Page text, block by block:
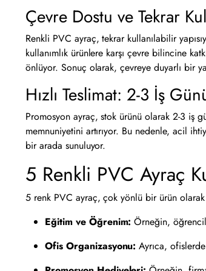
Çevre Dostu ve Tekrar
Renkli PVC ayraç, tekrar kullanılabilir
kullanımlık ürünlere karşı çevre bilincine
önlüyor. Sonuç olarak, çevreye duyarlı bir
Hızlı Teslimat: 2-3 İş
Promosyon ayraç, stok ürünü olarak 2-3 iş
memnuniyetini artırıyor. Bu nedenle, acil
bir arada sunuluyor.
5 Renkli PVC Ayraç
5 renk PVC ayraç, çok yönlü bir ürün olarak
Eğitim ve Öğrenim: Örneğin,
Ofis Organizasyonu: Ayrıca,